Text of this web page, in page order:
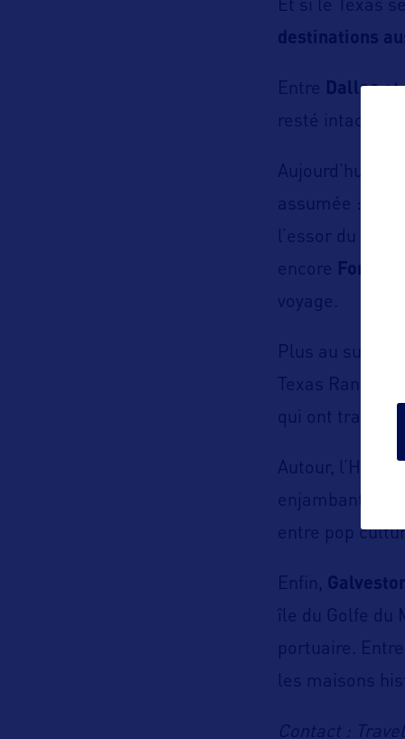
Et si le Texas
destinations
Entre Dallaset
resté intact.
Aujourd’hui, la
assumée :
l’essor du vin
encore Fort
voyage.
Plus au sud,
Texas
qui ont
Autour, l’Hotel
enjambant le
entre pop
Enfin,
île du Golfe du
portuaire.
les maisons
Contact :